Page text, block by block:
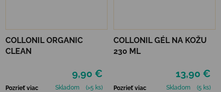
COLLONIL ORGANIC
CLEAN
9,90 €
Pozrieť viac Skladom (>5 ks)
COLLONIL GÉL NA KOŽU
230 ML
13,90 €
Pozrieť viac Skladom (5 ks)